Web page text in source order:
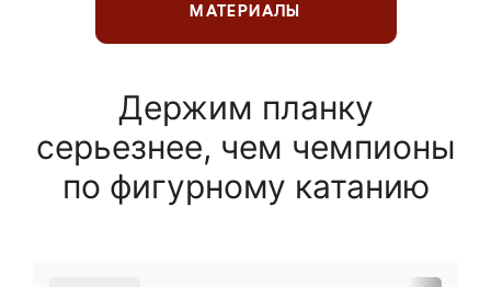
МАТЕРИАЛЫ
Держим планку
серьезнее, чем чемпионы
по фигурному катанию